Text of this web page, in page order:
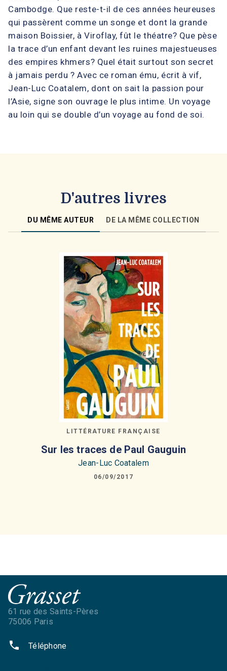
Cambodge. Que reste-t-il de ces années heureuses
qui passèrent comme un songe et dont la grande
maison Boissier, à Viroflay, fût le théatre? Que pèse
la trace d’un enfant devant les ruines majestueuses
des empires khmers? Quel était surtout son secret
à jamais perdu ? Avec ce roman ému, écrit à vif,
Jean-Luc Coatalem, dont on sait la passion pour
l’Asie, signe son ouvrage le plus intime. Un voyage
au loin qui se double d’un voyage au fond de soi.
D'autres livres
DU MÊME AUTEUR DE LA MÊME COLLECTION
LITTÉRATURE FRANÇAISE
Sur les traces de Paul Gauguin
Jean-Luc Coatalem
06/09/2017
61 rue des Saints-Pères
75006 Paris
phone Téléphone